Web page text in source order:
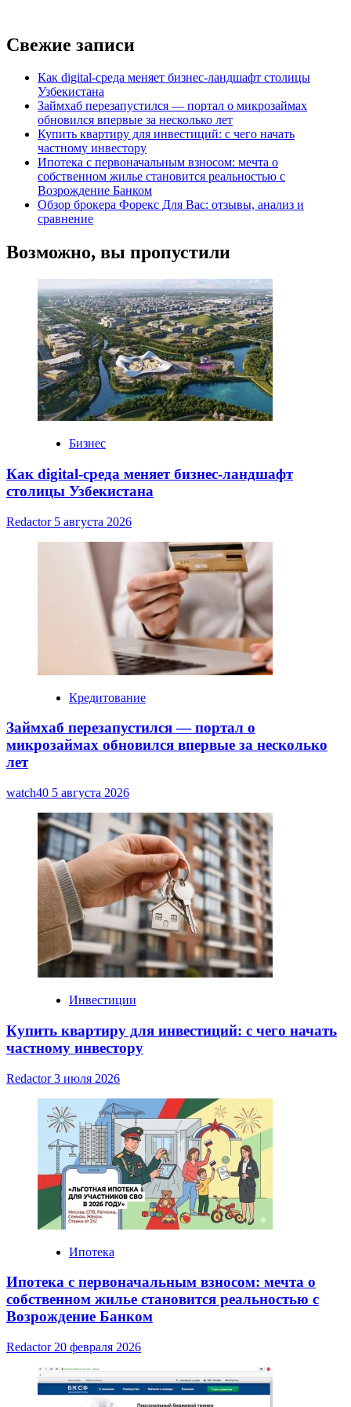
Свежие записи
Как digital-среда меняет бизнес-ландшафт столицы
Узбекистана
Займхаб перезапустился — портал о микрозаймах
обновился впервые за несколько лет
Купить квартиру для инвестиций: с чего начать
частному инвестору
Ипотека с первоначальным взносом: мечта о
собственном жилье становится реальностью с
Возрождение Банком
Обзор брокера Форекс Для Вас: отзывы, анализ и
сравнение
Возможно, вы пропустили
Бизнес
Как digital-среда меняет бизнес-ландшафт
столицы Узбекистана
Redactor 5 августа 2026
Кредитование
Займхаб перезапустился — портал о
микрозаймах обновился впервые за несколько
лет
watch40 5 августа 2026
Инвестиции
Купить квартиру для инвестиций: с чего начать
частному инвестору
Redactor3 июля 2026
Ипотека
Ипотека с первоначальным взносом: мечта о
собственном жилье становится реальностью с
Возрождение Банком
Redactor 20 февраля 2026